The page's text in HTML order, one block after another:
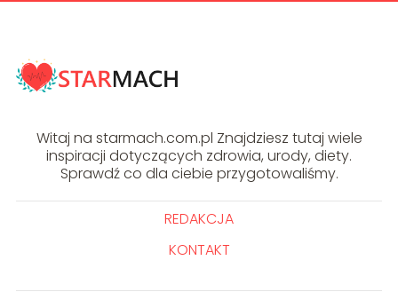
Witaj na starmach.com.pl Znajdziesz tutaj wiele
inspiracji dotyczących zdrowia, urody, diety.
Sprawdź co dla ciebie przygotowaliśmy.
REDAKCJA
KONTAKT